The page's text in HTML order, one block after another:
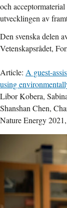
och
utvecklingen av
Den svenska delen
Vetenskapsrådet,
Article: A guest-
using
Libor Kobera,
Shanshan Chen,
Nature Energy